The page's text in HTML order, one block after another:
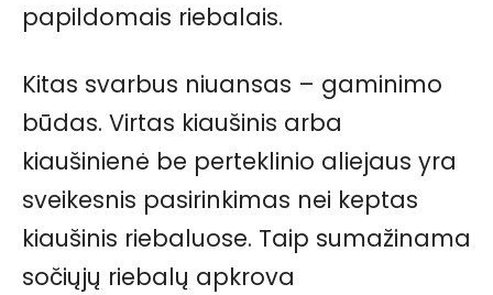
papildomais riebalais.
Kitas svarbus niuansas – gaminimo
būdas. Virtas kiaušinis arba
kiaušinienė be perteklinio aliejaus yra
sveikesnis pasirinkimas nei keptas
kiaušinis riebaluose. Taip sumažinama
sočiųjų riebalų apkrova